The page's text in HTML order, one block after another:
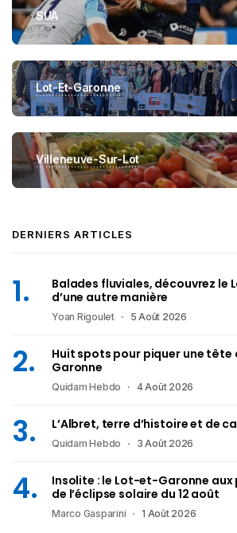
SUA
Lot-Et-Garonne
Villeneuve-Sur-Lot
DERNIERS ARTICLES
Balades fluviales, découvrez le
d’une autre manière
Yoan Rigoulet 5 Août 2026
Huit spots pour piquer une
Garonne
Quidam Hebdo 4 Août 2026
L’Albret, terre d’histoire et de
Quidam Hebdo 3 Août 2026
Insolite : le Lot-et-Garonne aux
de l’éclipse solaire du 12 août
Marco Gasparini 1 Août 2026